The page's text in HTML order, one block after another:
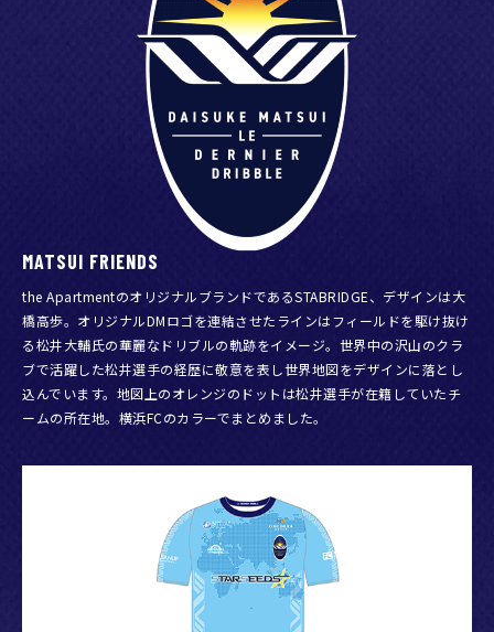
12/15(日)「松井大輔引退試合-Le dernier dribble-～
STARSEEDS SPECIAL MATCH～」追加出場選手について
サッカー人生のラストを彩る「松井大輔メモリアルブック
2000-2023 -Le dernier dribble-」を12/15(日)松井大輔
引退試合会場にて先行発売決定！
2024.11.27
12/15(日)「松井大輔引退試合-Le dernier dribble-～
STARSEEDS SPECIAL MATCH～」両チーム監督決定のお知
らせ
12/15(日)「松井大輔引退試合-Le dernier dribble-～
STARSEEDS SPECIAL MATCH～」にてGAKU-MC来場！ス
ペシャルライブも開催！
MATSUI FRIENDS
the ApartmentのオリジナルブランドであるSTABRIDGE、デザインは大
橋高歩。オリジナルDMロゴを連結させたラインはフィールドを駆け抜け
る松井大輔氏の華麗なドリブルの軌跡をイメージ。世界中の沢山のクラ
ブで活躍した松井選手の経歴に敬意を表し世界地図をデザインに落とし
込んでいます。地図上のオレンジのドットは松井選手が在籍していたチ
ームの所在地。横浜FCのカラーでまとめました。